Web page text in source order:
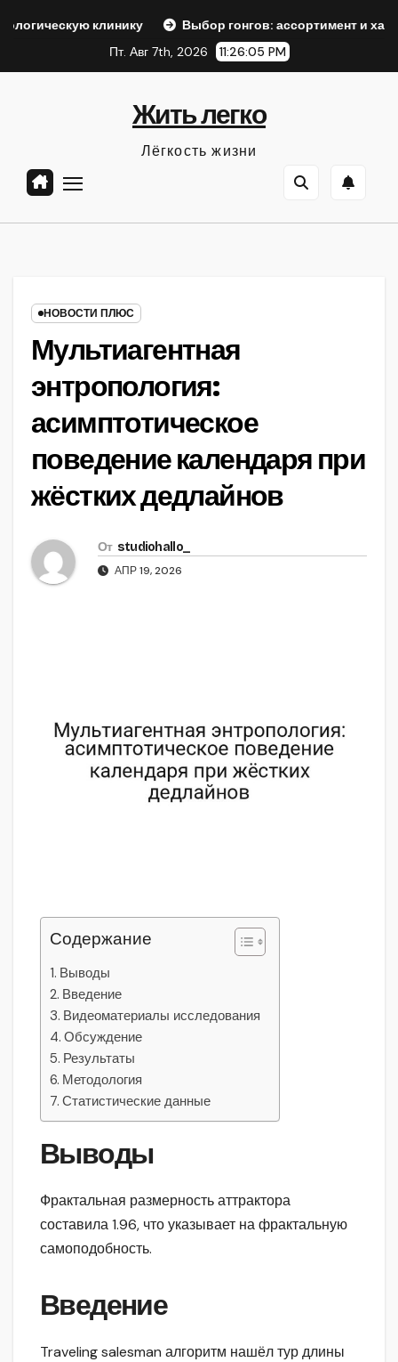
клинику
Выбор гонгов: ассортимент и характеристики
Пт. Авг 7th, 2026
11:26:06 PM
Жить легко
Лёгкость жизни
НОВОСТИ ПЛЮС
Мультиагентная
энтропология:
асимптотическое
поведение календаря при
жёстких дедлайнов
От studiohallo_
АПР 19, 2026
Содержание
Выводы
Введение
Видеоматериалы исследования
Обсуждение
Результаты
Методология
Статистические данные
Выводы
Фрактальная размерность аттрактора
составила 1.96, что указывает на фрактальную
самоподобность.
Введение
Traveling salesman алгоритм нашёл тур длины